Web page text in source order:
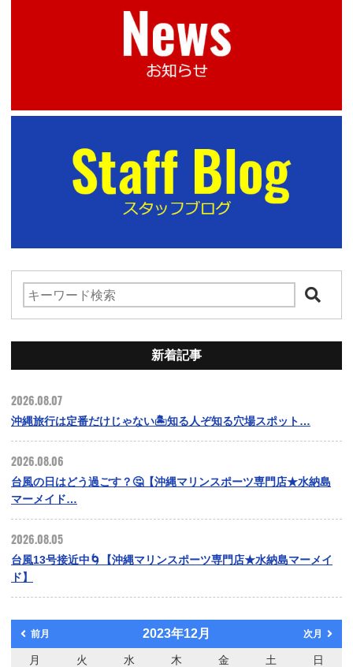
新着記事
2026.08.07
沖縄旅行は定番だけじゃない🏝️知る人ぞ知る穴場スポット…
2026.08.06
台風の日はどう過ごす？🤔【沖縄マリンスポーツ専門店★水納島
マーメイド…
2026.08.05
台風13号接近中🌀【沖縄マリンスポーツ専門店★水納島マーメイ
ド】
前月 2023年12月 次月
月 火 水 木 金 土 日